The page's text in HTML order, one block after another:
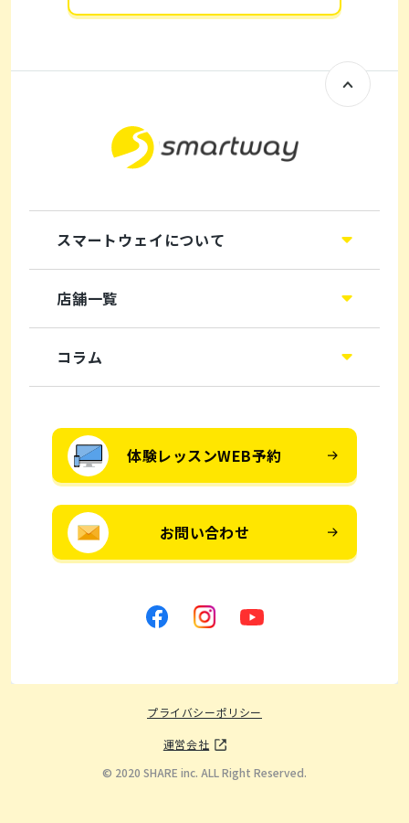
スマートウェイについて
店舗一覧
コラム
体験レッスンWEB予約
お問い合わせ
プライバシーポリシー
運営会社
© 2020 SHARE inc. ALL Right Reserved.